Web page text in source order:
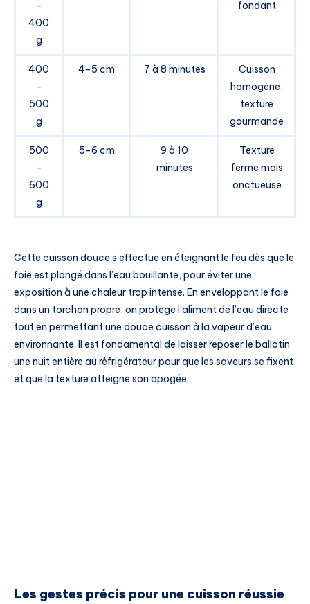
-
400
g
fondant
400
-
500
g
4-5 cm 7 à 8 minutes
Cuisson
homogène,
texture
gourmande
500
-
600
g
5-6 cm
9 à 10
minutes
Texture
ferme mais
onctueuse
Cette cuisson douce s’effectue en éteignant le feu dès que le
foie est plongé dans l’eau bouillante, pour éviter une
exposition à une chaleur trop intense. En enveloppant le foie
dans un torchon propre, on protège l’aliment de l’eau directe
tout en permettant une douce cuisson à la vapeur d’eau
environnante. Il est fondamental de laisser reposer le ballotin
une nuit entière au réfrigérateur pour que les saveurs se fixent
et que la texture atteigne son apogée.
Les gestes précis pour une cuisson réussie